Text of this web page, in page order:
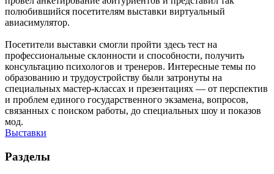
полюбившийся посетителям выставки виртуальный
авиасимулятор.
Посетители выставки смогли пройти здесь тест на
профессиональные склонности и способности, получить
консультацию психологов и тренеров. Интересные темы по
образованию и трудоустройству были затронуты на
специальных мастер-классах и презентациях — от перспектив
и проблем единого государственного экзамена, вопросов,
связанных с поиском работы, до специальных шоу и показов
мод.
Выставки
Разделы